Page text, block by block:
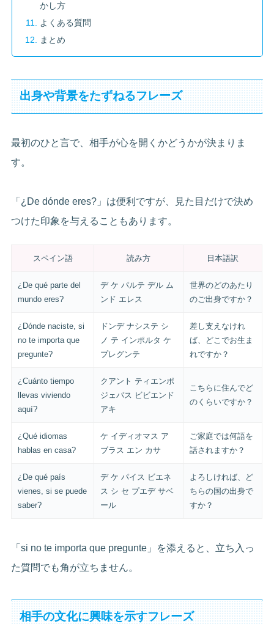
かし方
よくある質問
まとめ
出身や背景をたずねるフレーズ
最初のひと言で、相手が心を開くかどうかが決まりま
す。
「¿De dónde eres?」は便利ですが、見た目だけで決め
つけた印象を与えることもあります。
スペイン語 読み方 日本語訳
¿De qué parte del
mundo eres?
デ ケ パルテ デル ム
ンド エレス
世界のどのあたり
のご出身ですか？
¿Dónde naciste, si
no te importa que
pregunte?
ドンデ ナシステ シ
ノ テ インポルタ ケ
プレグンテ
差し支えなけれ
ば、どこでお生ま
れですか？
¿Cuánto tiempo
llevas viviendo
aquí?
クアント ティエンポ
ジェバス ビビエンド
アキ
こちらに住んでど
のくらいですか？
¿Qué idiomas
hablas en casa?
ケ イディオマス ア
ブラス エン カサ
ご家庭では何語を
話されますか？
¿De qué país
vienes, si se puede
saber?
デ ケ パイス ビエネ
ス シ セ プエデ サベ
ール
よろしければ、ど
ちらの国の出身で
すか？
「si no te importa que pregunte」を添えると、立ち入っ
た質問でも角が立ちません。
相手の文化に興味を示すフレーズ